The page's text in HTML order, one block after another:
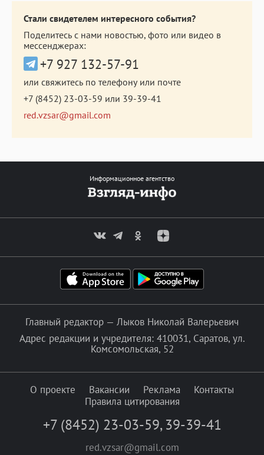
Стали свидетелем интересного события?
Поделитесь с нами новостью, фото или видео в
мессенджерах:
+7 927 132-57-91
или свяжитесь по телефону или почте
+7 (8452) 23-03-59 или 39-39-41
red.vzsar@gmail.com
Информационное агентство
Главный редактор — Лыков Николай Валерьевич
Адрес редакции и учредителя: 410031, Саратов, ул.
Комсомольская, 52
О проекте Вакансии Реклама
Контакты
Правила цитирования
+7 (8452) 23-03-59, 39-39-41
red.vzsar@gmail.com